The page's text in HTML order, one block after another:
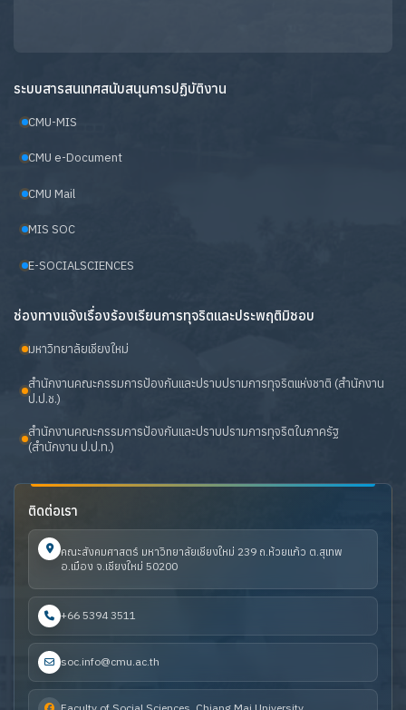
ระบบสารสนเทศสนับสนุนการปฏิบัติงาน
CMU-MIS
CMU e-Document
CMU Mail
MIS SOC
E-SOCIALSCIENCES
ช่องทางแจ้งเรื่องร้องเรียนการทุจริตและประพฤติมิชอบ
มหาวิทยาลัยเชียงใหม่
สำนักงานคณะกรรมการป้องกันและปราบปรามการทุจริตแห่งชาติ (สำนักงาน
ป.ป.ช.)
สำนักงานคณะกรรมการป้องกันและปราบปรามการทุจริตในภาครัฐ
(สำนักงาน ป.ป.ท.)
ติดต่อเรา
คณะสังคมศาสตร์ มหาวิทยาลัยเชียงใหม่ 239 ถ.ห้วยแก้ว ต.สุเทพ
อ.เมือง จ.เชียงใหม่ 50200
+66 5394 3511
soc.info@cmu.ac.th